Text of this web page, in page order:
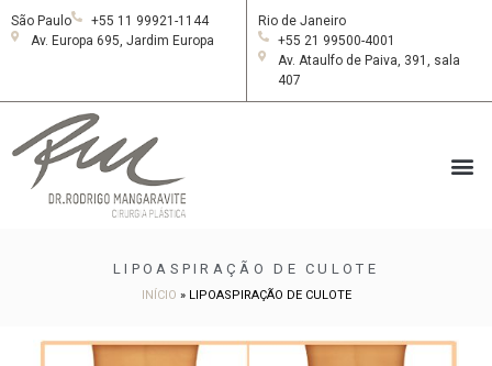
São Paulo
+55 11 99921-1144
Av. Europa 695, Jardim Europa
Rio de Janeiro
+55 21 99500-4001
Av. Ataulfo de Paiva, 391, sala
407
LIPOASPIRAÇÃO DE CULOTE
INÍCIO » LIPOASPIRAÇÃO DE CULOTE